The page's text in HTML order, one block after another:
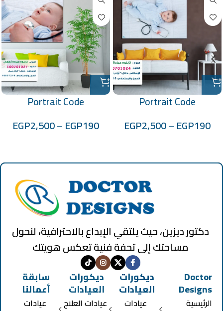
Portrait Code
EGP190
–
EGP2,500
Portrait Code
EGP190
–
EGP2,500
دكتور ديزين، حيث يلتقي الإبداع بالاحترافية، لنحول
مساحتك إلى تحفة فنية تعكس هويتك
Doctor
Designs
الرئيسية
ديكورات
العيادات
عيادات
ديكورات
العيادات
عيادات العلاج
سابقة
أعمالنا
عيادات